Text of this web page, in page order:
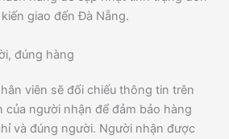
giao đến Đà Nẵng.
đúng hàng
viên sẽ đối chiếu thông tin trên
người nhận để đảm bảo hàng
và đúng người. Người nhận được